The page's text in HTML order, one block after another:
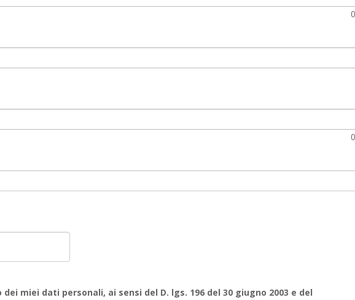
miei dati personali, ai sensi del D. lgs. 196 del 30 giugno 2003 e del